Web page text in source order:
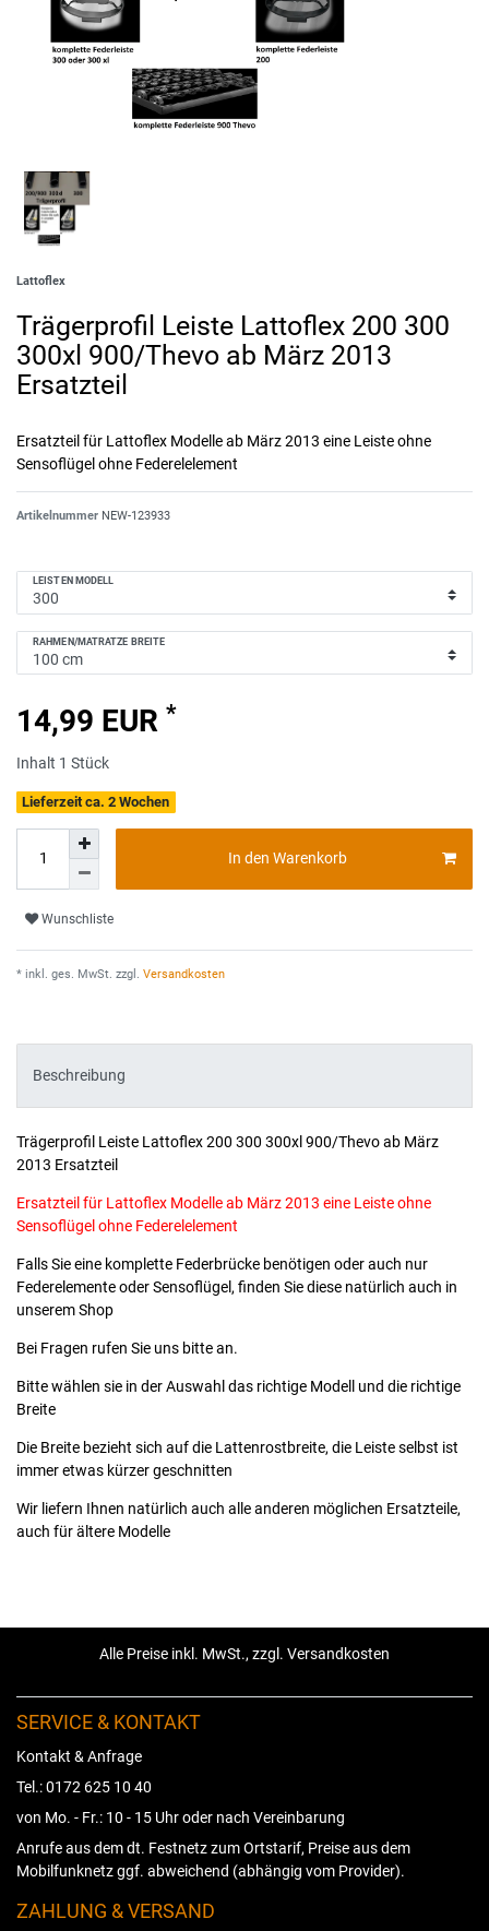
Lattoflex
Trägerprofil Leiste Lattoflex 200 300
300xl 900/Thevo ab März 2013
Ersatzteil
Ersatzteil für Lattoflex Modelle ab März 2013 eine Leiste ohne
Sensoflügel ohne Federelelement
Artikelnummer NEW-123933
LEISTEN MODELL
RAHMEN/MATRATZE BREITE
14,99 EUR *
Inhalt 1 Stück
Lieferzeit ca. 2 Wochen
In den Warenkorb
Wunschliste
* inkl. ges. MwSt. zzgl. Versandkosten
Beschreibung
Trägerprofil Leiste Lattoflex 200 300 300xl 900/Thevo ab März
2013 Ersatzteil
Ersatzteil für Lattoflex Modelle ab März 2013 eine Leiste ohne
Sensoflügel ohne Federelelement
Falls Sie eine komplette Federbrücke benötigen oder auch nur
Federelemente oder Sensoflügel, finden Sie diese natürlich auch in
unserem Shop
Bei Fragen rufen Sie uns bitte an.
Bitte wählen sie in der Auswahl das richtige Modell und die richtige
Breite
Die Breite bezieht sich auf die Lattenrostbreite, die Leiste selbst ist
immer etwas kürzer geschnitten
Wir liefern Ihnen natürlich auch alle anderen möglichen Ersatzteile,
auch für ältere Modelle
Alle Preise inkl. MwSt., zzgl. Versandkosten
SERVICE & KONTAKT
Kontakt & Anfrage
Tel.: 0172 625 10 40
von Mo. - Fr.: 10 - 15 Uhr oder nach Vereinbarung
Anrufe aus dem dt. Festnetz zum Ortstarif, Preise aus dem
Mobilfunknetz ggf. abweichend (abhängig vom Provider).
ZAHLUNG & VERSAND